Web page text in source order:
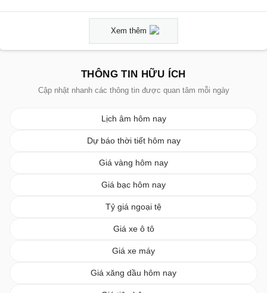
Xem thêm
THÔNG TIN HỮU ÍCH
Cập nhật nhanh các thông tin được quan tâm mỗi ngày
Lịch âm hôm nay
Dự báo thời tiết hôm nay
Giá vàng hôm nay
Giá bạc hôm nay
Tỷ giá ngoại tệ
Giá xe ô tô
Giá xe máy
Giá xăng dầu hôm nay